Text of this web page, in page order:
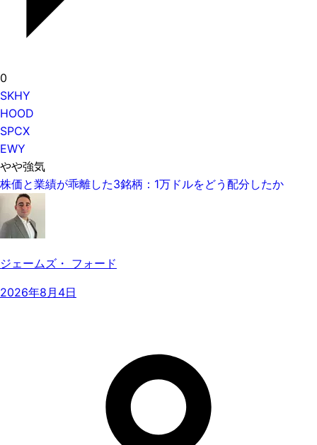
0
SKHY
HOOD
SPCX
EWY
やや強気
株価と業績が乖離した3銘柄：1万ドルをどう配分したか
ジェームズ・ フォード
2026年8月4日